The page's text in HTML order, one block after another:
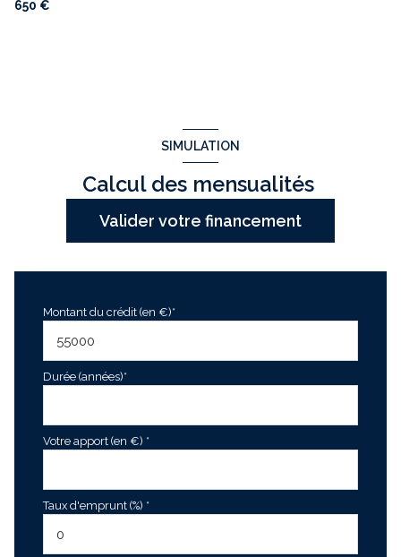
650 €
SIMULATION
Calcul des mensualités
Valider votre financement
Montant du crédit (en €)*
Durée (années)*
Votre apport (en €) *
Taux d'emprunt (%) *